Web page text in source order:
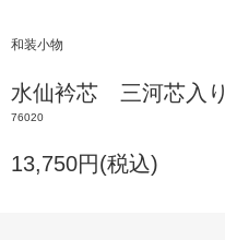
和装小物
水仙衿芯 三河芯入り
76020
13,750円(税込)